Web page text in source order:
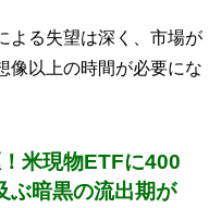
よる失望は深く、市場が
像以上の時間が必要にな
米現物ETFに400
ぶ暗黒の流出期が